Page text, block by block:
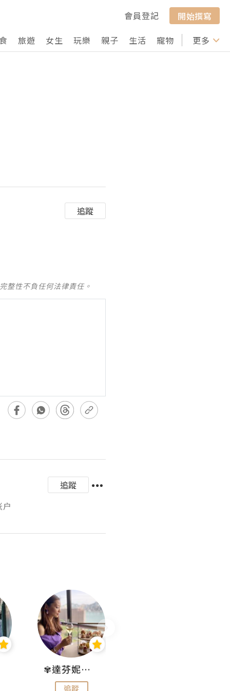
會員登記
開始撰寫
旅遊 女生 玩樂 親子 生活 寵物 行山 打卡
更多
追蹤
整性不負任何法律責任。
追蹤
✾達芬妮•愛孩子•愛生活✾
追蹤